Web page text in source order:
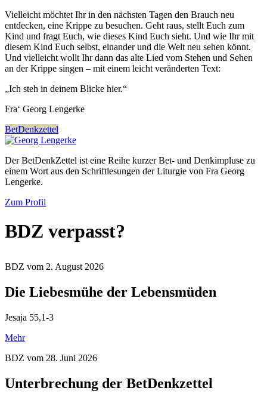
Vielleicht möchtet Ihr in den nächsten Tagen den Brauch neu
entdecken, eine Krippe zu besuchen. Geht raus, stellt Euch zum
Kind und fragt Euch, wie dieses Kind Euch sieht. Und wie Ihr mit
diesem Kind Euch selbst, einander und die Welt neu sehen könnt.
Und vielleicht wollt Ihr dann das alte Lied vom Stehen und Sehen
an der Krippe singen – mit einem leicht veränderten Text:
„Ich steh in deinem Blicke hier.“
Fra‘ Georg Lengerke
BetDenkzettel
Der BetDenkZettel ist eine Reihe kurzer Bet- und Denkimpluse zu
einem Wort aus den Schriftlesungen der Liturgie von Fra Georg
Lengerke.
Zum Profil
BDZ verpasst?
BDZ vom 2. August 2026
Die Liebesmühe der Lebensmüden
Jesaja 55,1-3
Mehr
BDZ vom 28. Juni 2026
Unterbrechung der BetDenkzettel